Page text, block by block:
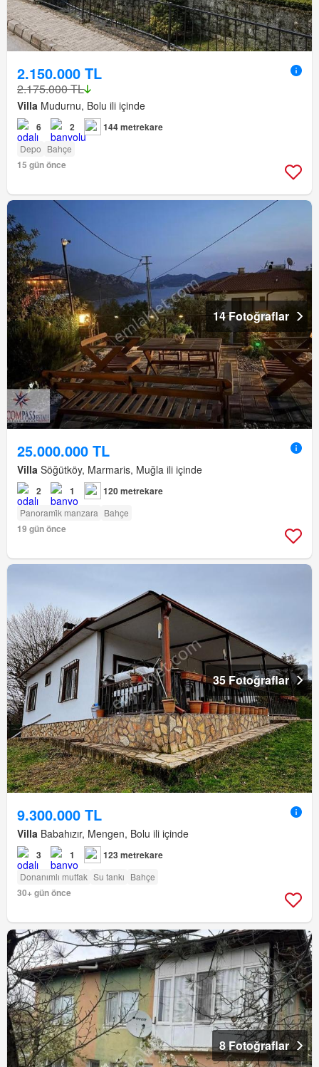
2.150.000 TL
2.175.000 TL
Villa Mudurnu, Bolu ili içinde
6 2 144 metrekare
Depo Bahçe
15 gün önce
14 Fotoğraflar
25.000.000 TL
Villa Söğütköy, Marmaris, Muğla ili içinde
2 1 120 metrekare
Panorami̇k manzara Bahçe
19 gün önce
35 Fotoğraflar
9.300.000 TL
Villa Babahızır, Mengen, Bolu ili içinde
3 1 123 metrekare
Donanımlı mutfak Su tankı Bahçe
30+ gün önce
8 Fotoğraflar